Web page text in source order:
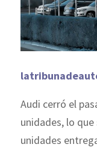
Audi cerró el
unidades, lo
unidades